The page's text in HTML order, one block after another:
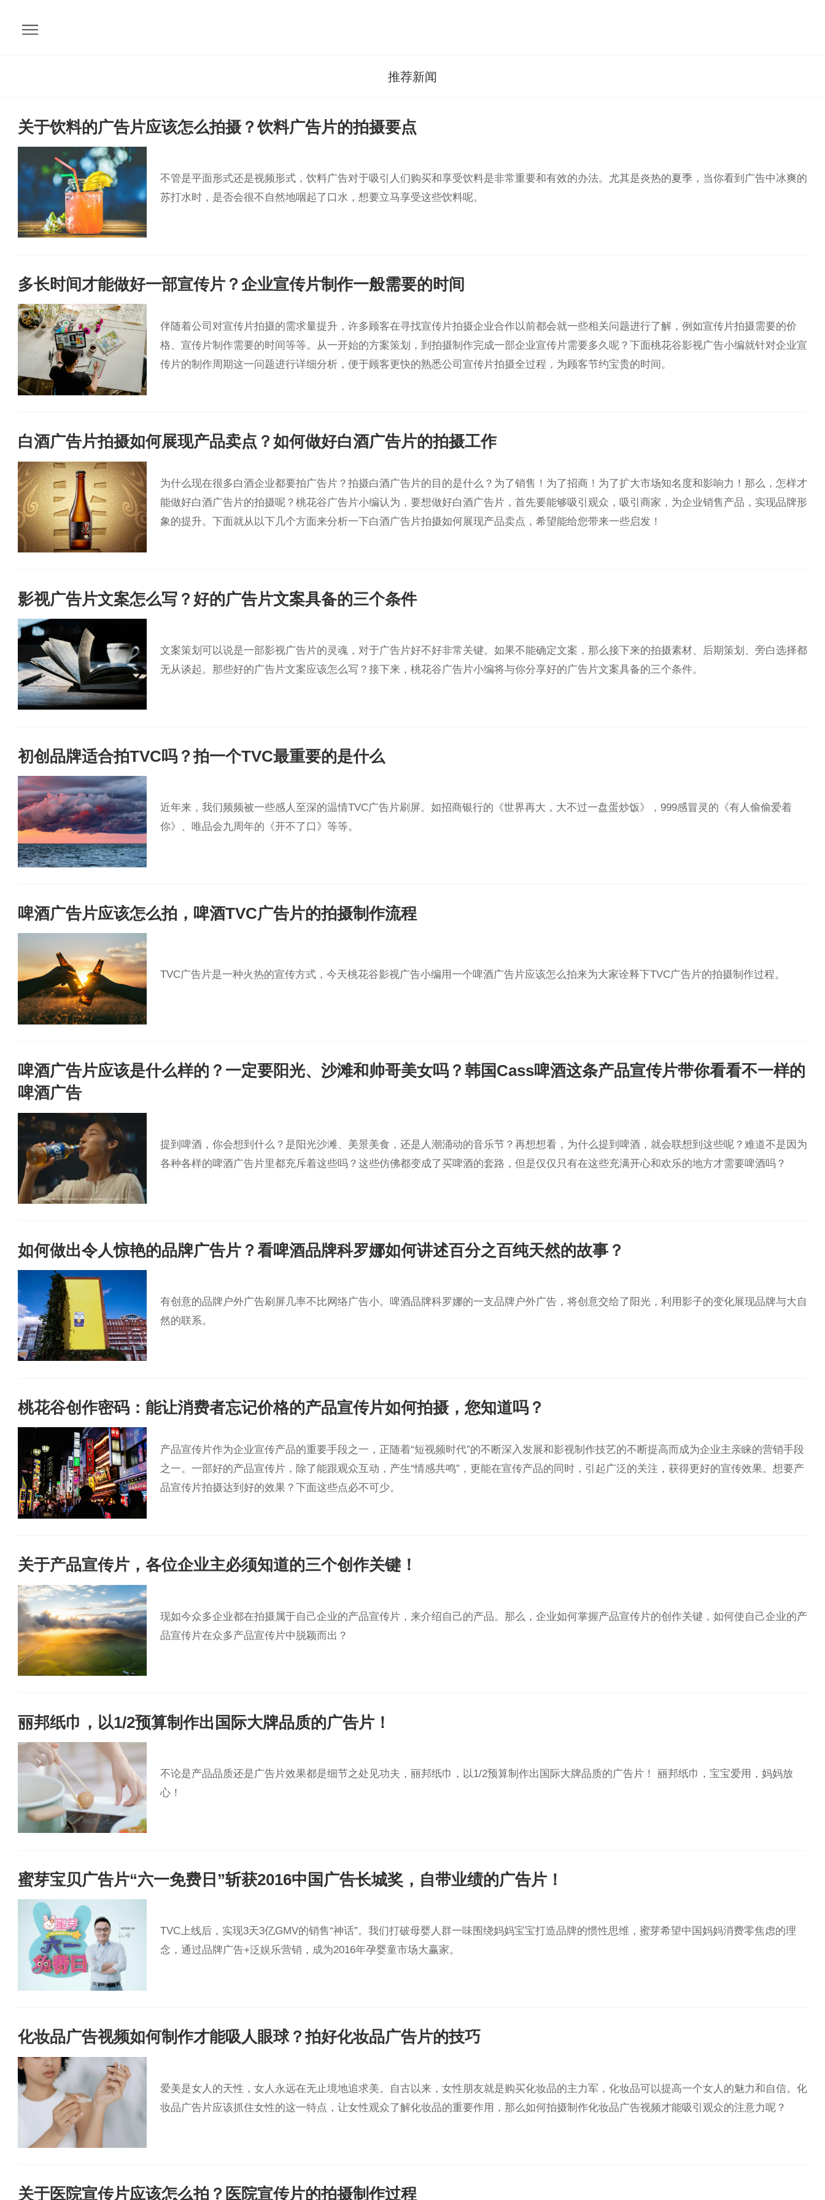
推荐新闻
关于饮料的广告片应该怎么拍摄？饮料广告片的拍摄要点
不管是平面形式还是视频形式，饮料广告对于吸引人们购买和享受饮料是非常重要和有效的办法。尤其是炎热的夏季，当你看到广告中冰爽的
苏打水时，是否会很不自然地咽起了口水，想要立马享受这些饮料呢。
多长时间才能做好一部宣传片？企业宣传片制作一般需要的时间
伴随着公司对宣传片拍摄的需求量提升，许多顾客在寻找宣传片拍摄企业合作以前都会就一些相关问题进行了解，例如宣传片拍摄需要的价
格、宣传片制作需要的时间等等。从一开始的方案策划，到拍摄制作完成一部企业宣传片需要多久呢？下面桃花谷影视广告小编就针对企业宣
传片的制作周期这一问题进行详细分析，便于顾客更快的熟悉公司宣传片拍摄全过程，为顾客节约宝贵的时间。
白酒广告片拍摄如何展现产品卖点？如何做好白酒广告片的拍摄工作
为什么现在很多白酒企业都要拍广告片？拍摄白酒广告片的目的是什么？为了销售！为了招商！为了扩大市场知名度和影响力！那么，怎样才
能做好白酒广告片的拍摄呢？桃花谷广告片小编认为，要想做好白酒广告片，首先要能够吸引观众，吸引商家，为企业销售产品，实现品牌形
象的提升。下面就从以下几个方面来分析一下白酒广告片拍摄如何展现产品卖点，希望能给您带来一些启发！
影视广告片文案怎么写？好的广告片文案具备的三个条件
文案策划可以说是一部影视广告片的灵魂，对于广告片好不好非常关键。如果不能确定文案，那么接下来的拍摄素材、后期策划、旁白选择都
无从谈起。那些好的广告片文案应该怎么写？接下来，桃花谷广告片小编将与你分享好的广告片文案具备的三个条件。
初创品牌适合拍TVC吗？拍一个TVC最重要的是什么
近年来，我们频频被一些感人至深的温情TVC广告片刷屏。如招商银行的《世界再大，大不过一盘蛋炒饭》，999感冒灵的《有人偷偷爱着
你》、唯品会九周年的《开不了口》等等。
啤酒广告片应该怎么拍，啤酒TVC广告片的拍摄制作流程
TVC广告片是一种火热的宣传方式，今天桃花谷影视广告小编用一个啤酒广告片应该怎么拍来为大家诠释下TVC广告片的拍摄制作过程。
啤酒广告片应该是什么样的？一定要阳光、沙滩和帅哥美女吗？韩国Cass啤酒这条产品宣传片带你看看不一样的
啤酒广告
提到啤酒，你会想到什么？是阳光沙滩、美景美食，还是人潮涌动的音乐节？再想想看，为什么提到啤酒，就会联想到这些呢？难道不是因为
各种各样的啤酒广告片里都充斥着这些吗？这些仿佛都变成了买啤酒的套路，但是仅仅只有在这些充满开心和欢乐的地方才需要啤酒吗？
如何做出令人惊艳的品牌广告片？看啤酒品牌科罗娜如何讲述百分之百纯天然的故事？
有创意的品牌户外广告刷屏几率不比网络广告小。啤酒品牌科罗娜的一支品牌户外广告，将创意交给了阳光，利用影子的变化展现品牌与大自
然的联系。
桃花谷创作密码：能让消费者忘记价格的产品宣传片如何拍摄，您知道吗？
产品宣传片作为企业宣传产品的重要手段之一，正随着“短视频时代”的不断深入发展和影视制作技艺的不断提高而成为企业主亲睐的营销手段
之一。一部好的产品宣传片，除了能跟观众互动，产生“情感共鸣”，更能在宣传产品的同时，引起广泛的关注，获得更好的宣传效果。想要产
品宣传片拍摄达到好的效果？下面这些点必不可少。
关于产品宣传片，各位企业主必须知道的三个创作关键！
现如今众多企业都在拍摄属于自己企业的产品宣传片，来介绍自己的产品。那么，企业如何掌握产品宣传片的创作关键，如何使自己企业的产
品宣传片在众多产品宣传片中脱颖而出？
丽邦纸巾，以1/2预算制作出国际大牌品质的广告片！
不论是产品品质还是广告片效果都是细节之处见功夫，丽邦纸巾，以1/2预算制作出国际大牌品质的广告片！ 丽邦纸巾，宝宝爱用，妈妈放
心！
蜜芽宝贝广告片“六一免费日”斩获2016中国广告长城奖，自带业绩的广告片！
TVC上线后，实现3天3亿GMV的销售“神话”。我们打破母婴人群一味围绕妈妈宝宝打造品牌的惯性思维，蜜芽希望中国妈妈消费零焦虑的理
念，通过品牌广告+泛娱乐营销，成为2016年孕婴童市场大赢家。
化妆品广告视频如何制作才能吸人眼球？拍好化妆品广告片的技巧
爱美是女人的天性，女人永远在无止境地追求美。自古以来，女性朋友就是购买化妆品的主力军，化妆品可以提高一个女人的魅力和自信。化
妆品广告片应该抓住女性的这一特点，让女性观众了解化妆品的重要作用，那么如何拍摄制作化妆品广告视频才能吸引观众的注意力呢？
关于医院宣传片应该怎么拍？医院宣传片的拍摄制作过程